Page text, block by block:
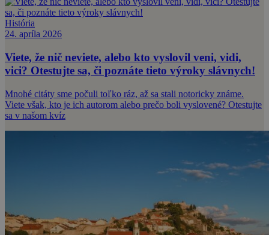
História
24. apríla 2026
Viete, že nič neviete, alebo kto vyslovil veni, vidi,
vici? Otestujte sa, či poznáte tieto výroky slávnych!
Mnohé citáty sme počuli toľko ráz, až sa stali notoricky známe.
Viete však, kto je ich autorom alebo prečo boli vyslovené? Otestujte
sa v našom kvíz